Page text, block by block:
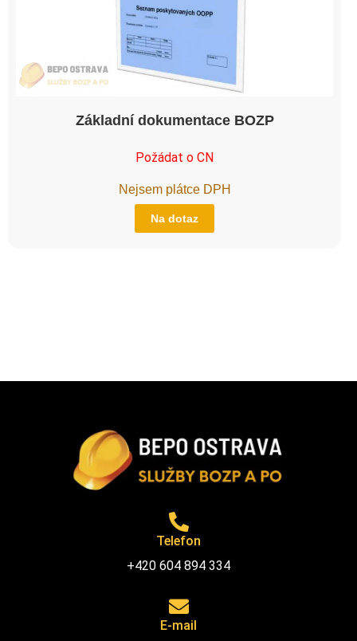
Základní dokumentace BOZP
Požádat o CN
Nejsem plátce DPH
Na dotaz
Telefon
+420 604 894 334
E-mail